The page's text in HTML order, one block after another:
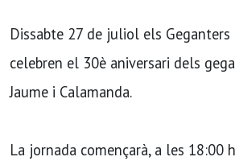
Dissabte 27 de juliol els
celebren el 30è aniversari dels
Jaume i Calamanda.
La jornada començarà, a les 18:00